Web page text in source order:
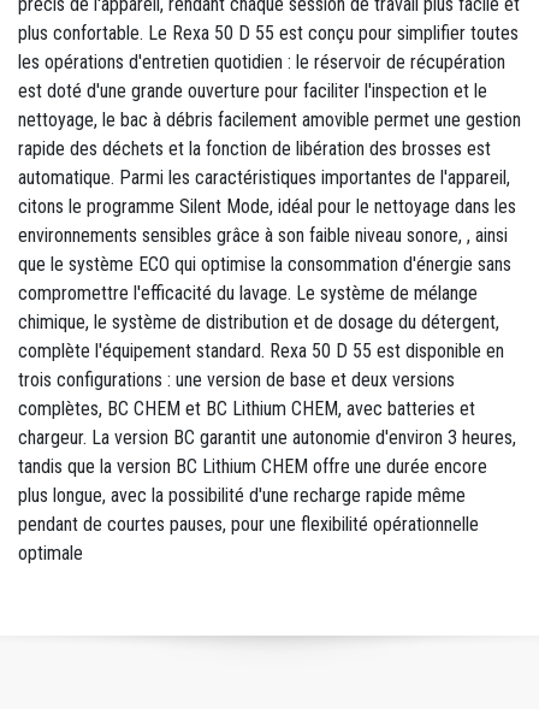
plus confortable. Le Rexa 50 D 55 est conçu pour simplifier toutes
les opérations d'entretien quotidien : le réservoir de récupération
est doté d'une grande ouverture pour faciliter l'inspection et le
nettoyage, le bac à débris facilement amovible permet une gestion
rapide des déchets et la fonction de libération des brosses est
automatique. Parmi les caractéristiques importantes de l'appareil,
citons le programme Silent Mode, idéal pour le nettoyage dans les
environnements sensibles grâce à son faible niveau sonore, , ainsi
que le système ECO qui optimise la consommation d'énergie sans
compromettre l'efficacité du lavage. Le système de mélange
chimique, le système de distribution et de dosage du détergent,
complète l'équipement standard. Rexa 50 D 55 est disponible en
trois configurations : une version de base et deux versions
complètes, BC CHEM et BC Lithium CHEM, avec batteries et
chargeur. La version BC garantit une autonomie d'environ 3 heures,
tandis que la version BC Lithium CHEM offre une durée encore
plus longue, avec la possibilité d'une recharge rapide même
pendant de courtes pauses, pour une flexibilité opérationnelle
optimale